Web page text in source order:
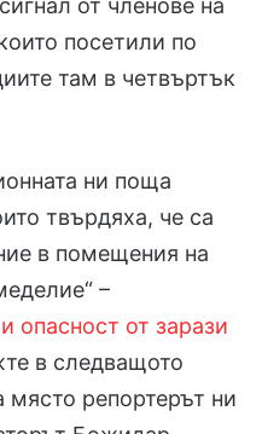
посетили по
там в четвъртък
ни поща
твърдяха, че са
в помещения на
–
опасност от зарази
в следващото
място репортерът ни